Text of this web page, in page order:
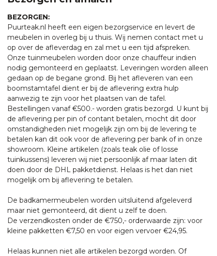
BEZORGEN:
Puurteak.nl heeft een eigen bezorgservice en levert de
meubelen in overleg bij u thuis. Wij nemen contact met u
op over de afleverdag en zal met u een tijd afspreken.
Onze tuinmeubelen worden door onze chauffeur indien
nodig gemonteerd en geplaatst. Leveringen worden alleen
gedaan op de begane grond. Bij het afleveren van een
boomstamtafel dient er bij de aflevering extra hulp
aanwezig te zijn voor het plaatsen van de tafel.
Bestellingen vanaf €500.- worden gratis bezorgd. U kunt bij
de aflevering per pin of contant betalen, mocht dit door
omstandigheden niet mogelijk zijn om bij de levering te
betalen kan dit ook voor de aflevering per bank of in onze
showroom. Kleine artikelen (zoals teak olie of losse
tuinkussens) leveren wij niet persoonlijk af maar laten dit
doen door de DHL pakketdienst. Helaas is het dan niet
mogelijk om bij aflevering te betalen.
De badkamermeubelen worden uitsluitend afgeleverd
maar niet gemonteerd, dit dient u zelf te doen.
De verzendkosten onder de €750,- orderwaarde zijn: voor
kleine pakketten €7,50 en voor eigen vervoer €24,95.
Helaas kunnen niet alle artikelen bezorgd worden. Of